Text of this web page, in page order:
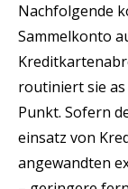
Nachfolgende
Sammelkonto
routiniert sie
Punkt. Sofern
einsatz von
angewandten